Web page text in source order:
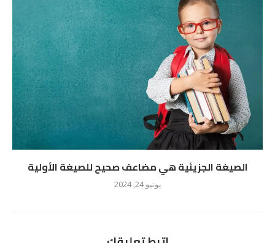
الصيغة الجزيئية هي مضاعف صحيح للصيغة الأولية
يونيو 24, 2024